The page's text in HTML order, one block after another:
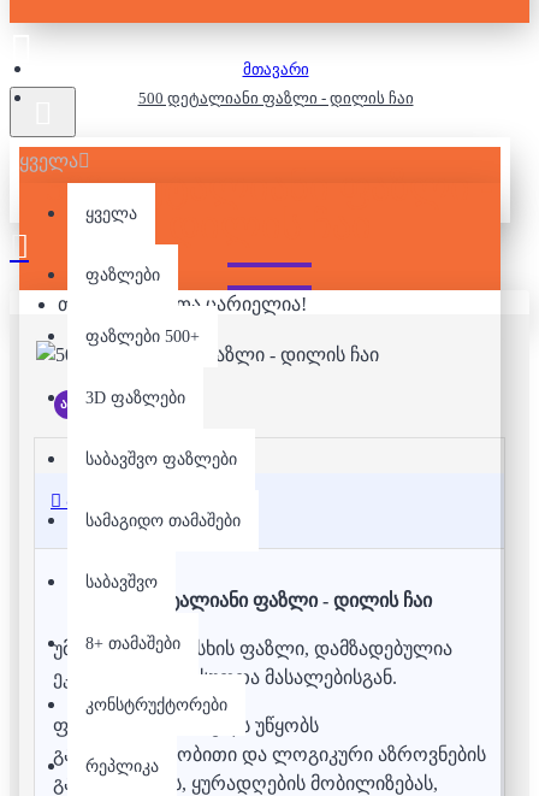
ყველა
ყველა
ფაზლები
ფაზლები 500+
3D ფაზლები
საბავშვო ფაზლები
სამაგიდო თამაშები
საბავშვო
8+ თამაშები
კონსტრუქტორები
რეპლიკა
თქვენი კალათა ცარიელია!
მთავარი
500 დეტალიანი ფაზლი - დილის ჩაი
500 ᲓᲔᲢᲐᲚᲘᲐᲜᲘ ᲤᲐᲖᲚᲘ -
არ არის მარაგში
აღწერა
500 დეტალიანი ფაზლი - დილის ჩაი
უმაღლესი ხარისხის ფაზლი, დამზადებულია
ეკოლოგიურად სუფთა მასალებისგან.
ფაზლის აწყობა ხელს უწყობს
გამომსახველობითი და ლოგიკური აზროვნების
განვითარებას, ყურადღების მობილიზებას,